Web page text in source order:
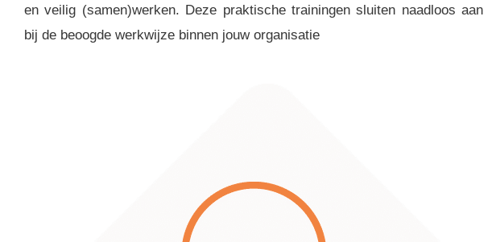
en veilig (samen)werken. Deze praktische trainingen sluiten naadloos aan
bij de beoogde werkwijze binnen jouw organisatie